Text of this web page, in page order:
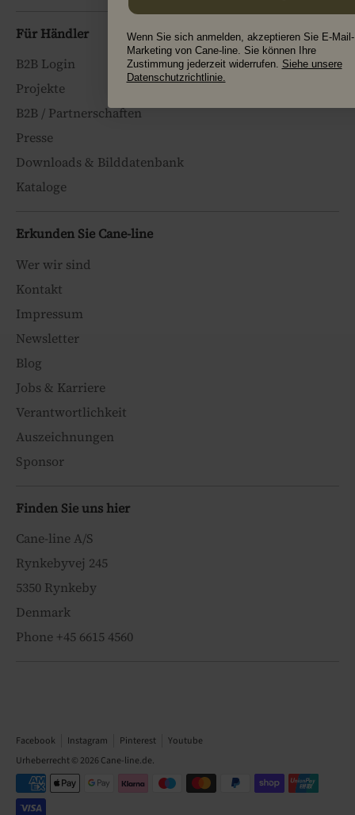
Für Händler
B2B Login
Projekte
B2B / Partnerschaften
Presse
Downloads & Bilddatenbank
Kataloge
Erkunden Sie Cane-line
Wer wir sind
Kontakt
Impressum
Newsletter
Blog
Jobs & Karriere
Verantwortlichkeit
Auszeichnungen
Sponsor
Finden Sie uns hier
Cane-line A/S
Rynkebyvej 245
5350 Rynkeby
Denmark
Phone +45 6615 4560
Facebook Instagram Pinterest
Youtube
Urheberrecht © 2026 Cane-line.de.
Akzeptierte
Zahlungsarten
Wenn Sie sich anmelden, akzeptieren Sie E-Mail-
Marketing von Cane-line. Sie können Ihre
Zustimmung jederzeit widerrufen. Siehe unsere
Datenschutzrichtlinie.